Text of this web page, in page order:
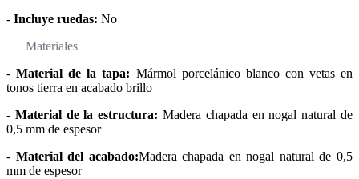
- Incluye ruedas: No
Materiales
- Material de la tapa: Mármol porcelánico blanco con vetas en
tonos tierra en acabado brillo
- Material de la estructura: Madera chapada en nogal natural de
0,5 mm de espesor
- Material del acabado:Madera chapada en nogal natural de 0,5
mm de espesor